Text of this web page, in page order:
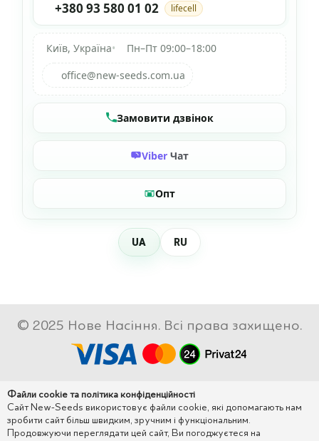
+380 93 580 01 02 lifecell
Київ, Україна•
Пн–Пт 09:00–18:00
office@new-seeds.com.ua
Замовити дзвінок
Viber Чат
Опт
UA RU
© 2025 Нове Насіння. Всі права захищено.
Файли cookie та політика конфіденційності
Сайт New-Seeds використовує файли cookie, які допомагають нам
зробити сайт більш швидким, зручним і функціональним.
Продовжуючи переглядати цей сайт, Ви погоджуєтеся на